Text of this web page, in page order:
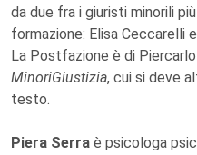
da due fra i giuristi minorili
formazione: Elisa Ceccarelli
La Postfazione è di
MinoriGiustizia, cui si deve
testo.
Piera Serra è psicologa